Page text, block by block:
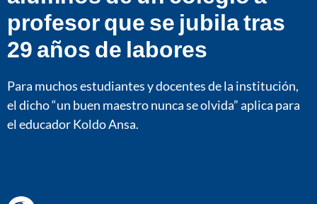
profesor que se jubila tras
29 años de labores
Para muchos estudiantes y docentes de la institución,
el dicho “un buen maestro nunca se olvida” aplica para
el educador Koldo Ansa.